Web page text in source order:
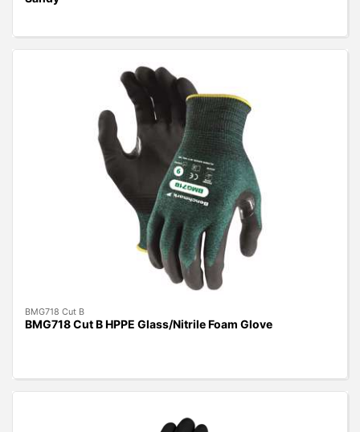
BMG718 Cut B
BMG718 Cut B HPPE Glass/Nitrile Foam Glove